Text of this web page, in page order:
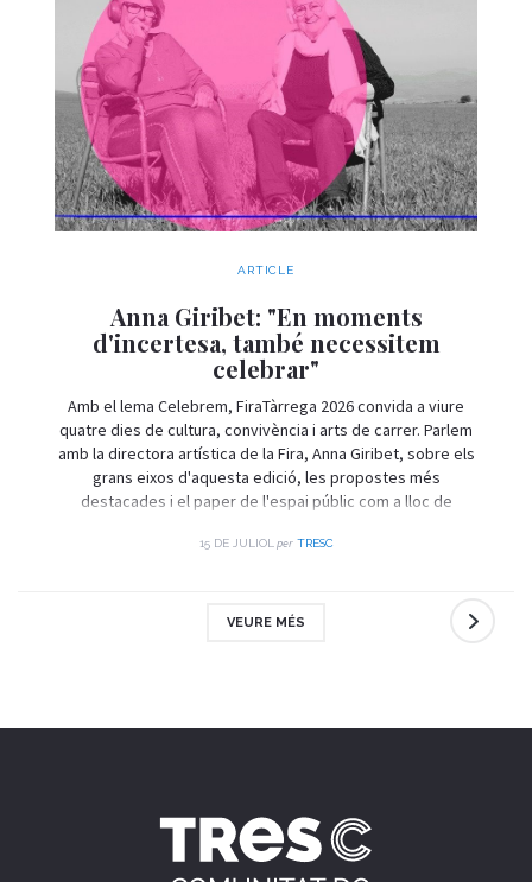
ARTICLE
Anna Giribet: "En moments
d'incertesa, també necessitem
celebrar"
Amb el lema Celebrem, FiraTàrrega 2026 convida a viure
quatre dies de cultura, convivència i arts de carrer. Parlem
amb la directora artística de la Fira, Anna Giribet, sobre els
grans eixos d'aquesta edició, les propostes més
destacades i el paper de l'espai públic com a lloc de
15 DE JULIOL per TRESC
VEURE MÉS